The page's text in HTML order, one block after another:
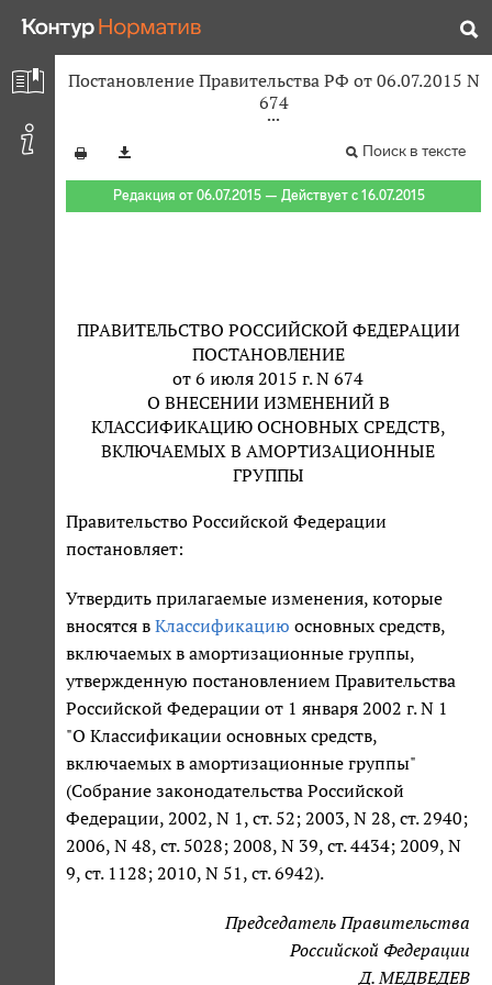
Постановление Правительства РФ от 06.07.2015 N
674
Поиск в тексте
Редакция от 06.07.2015 — Действует с 16.07.2015
ПРАВИТЕЛЬСТВО РОССИЙСКОЙ ФЕДЕРАЦИИ
ПОСТАНОВЛЕНИЕ
от 6 июля 2015 г. N 674
О ВНЕСЕНИИ ИЗМЕНЕНИЙ В
КЛАССИФИКАЦИЮ ОСНОВНЫХ СРЕДСТВ,
ВКЛЮЧАЕМЫХ В АМОРТИЗАЦИОННЫЕ
ГРУППЫ
Правительство Российской Федерации
постановляет:
Утвердить прилагаемые изменения, которые
вносятся в Классификацию основных средств,
включаемых в амортизационные группы,
утвержденную постановлением Правительства
Российской Федерации от 1 января 2002 г. N 1
"О Классификации основных средств,
включаемых в амортизационные группы"
(Собрание законодательства Российской
Федерации, 2002, N 1, ст. 52; 2003, N 28, ст. 2940;
2006, N 48, ст. 5028; 2008, N 39, ст. 4434; 2009, N
9, ст. 1128; 2010, N 51, ст. 6942).
Председатель Правительства
Российской Федерации
Д. МЕДВЕДЕВ